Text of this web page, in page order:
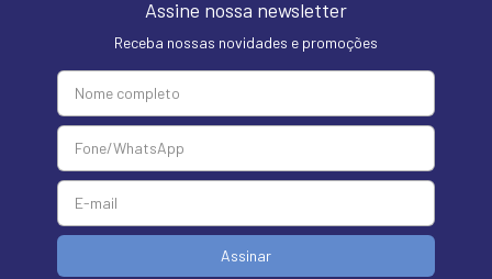
Assine nossa newsletter
Receba nossas novidades e promoções